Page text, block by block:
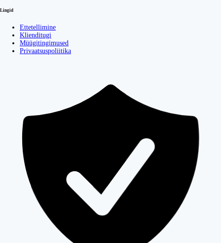
Lingid
Ettetellimine
Klienditugi
Müügitingimused
Privaatsuspoliitika